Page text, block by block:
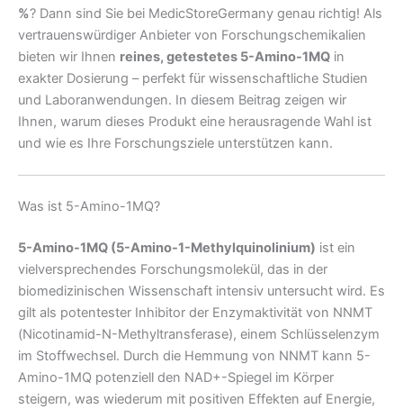
%? Dann sind Sie bei MedicStoreGermany genau richtig! Als
vertrauenswürdiger Anbieter von Forschungschemikalien
bieten wir Ihnen reines, getestetes 5-Amino-1MQ in
exakter Dosierung – perfekt für wissenschaftliche Studien
und Laboranwendungen. In diesem Beitrag zeigen wir
Ihnen, warum dieses Produkt eine herausragende Wahl ist
und wie es Ihre Forschungsziele unterstützen kann.
Was ist 5-Amino-1MQ?
5-Amino-1MQ (5-Amino-1-Methylquinolinium) ist ein
vielversprechendes Forschungsmolekül, das in der
biomedizinischen Wissenschaft intensiv untersucht wird. Es
gilt als potentester Inhibitor der Enzymaktivität von NNMT
(Nicotinamid-N-Methyltransferase), einem Schlüsselenzym
im Stoffwechsel. Durch die Hemmung von NNMT kann 5-
Amino-1MQ potenziell den NAD+-Spiegel im Körper
steigern, was wiederum mit positiven Effekten auf Energie,